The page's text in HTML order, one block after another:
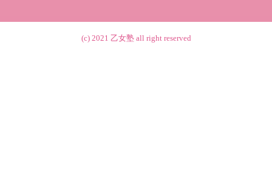
(c) 2021 乙女塾all right reserved